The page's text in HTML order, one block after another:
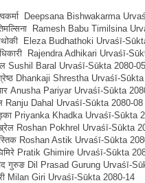
Deepsana Bishwakarma
Ramesh Babu Timilsina
Eleza Budhathoki Urvaśī-
Rajendra Adhikari Urvaśī-
Sushil Baral Urvaśī-Sūkta 2080-05
Dhankaji Shrestha Urvaśī-
Anusha Pariyar Urvaśī-Sūkta
Ranju Dahal Urvaśī-Sūkta 2080-08
Priyanka Khadka Urvaśī-Sūkta
Roshan Pokhrel Urvaśī-Sūkta
Roshan Astik Urvaśī-Sūkta
Pratik Ghimire Urvaśī-Sūkta
गुरुङ Dil Prasad Gurung Urvaśī-
Milan Giri Urvaśī-Sūkta 2080-14